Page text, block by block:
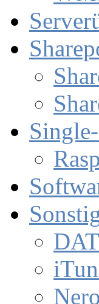
Nero